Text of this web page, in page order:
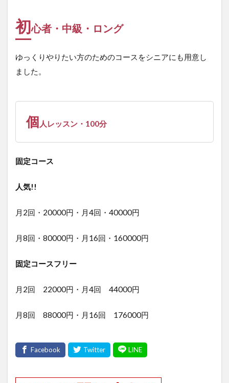
初心者・中級・ロング
ゆっくりやりたい方のためのコースをシニアにも用意し
ました。
個 人レッスン・100分
固定コース
人気!!
月2回・20000円・月4回・40000円
月8回・80000円・月16回・160000円
固定コースフリー
月2回 22000円・月4回 44000円
月8回 88000円・月16回 176000円